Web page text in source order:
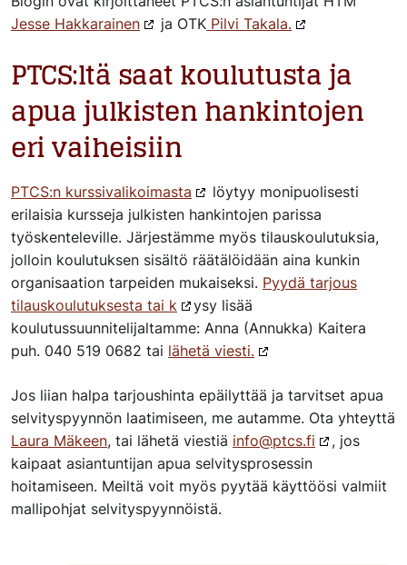
Jesse Hakkarainen
ja OTK Pilvi Takala.
PTCS:ltä saat koulutusta ja
apua julkisten hankintojen
eri vaiheisiin
PTCS:n kurssivalikoimasta
löytyy monipuolisesti
erilaisia kursseja julkisten hankintojen parissa
työskenteleville. Järjestämme myös tilauskoulutuksia,
jolloin koulutuksen sisältö räätälöidään aina kunkin
organisaation tarpeiden mukaiseksi. Pyydä tarjous
tilauskoulutuksesta tai k
ysy lisää
koulutussuunnitelijaltamme: Anna (Annukka) Kaitera
puh. 040 519 0682 tai lähetä viesti.
Jos liian halpa tarjoushinta epäilyttää ja tarvitset apua
selvityspyynnön laatimiseen, me autamme. Ota yhteyttä
Laura Mäkeen, tai lähetä viestiä info@ptcs.fi
, jos
kaipaat asiantuntijan apua selvitysprosessin
hoitamiseen. Meiltä voit myös pyytää käyttöösi valmiit
mallipohjat selvityspyynnöistä.